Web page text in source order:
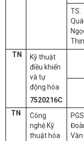
TS.
TN
Kỹ thuật
điều khiển
và tự
động hóa
7520216C
TN
Công
nghệ Kỹ
thuật hóa
Văn